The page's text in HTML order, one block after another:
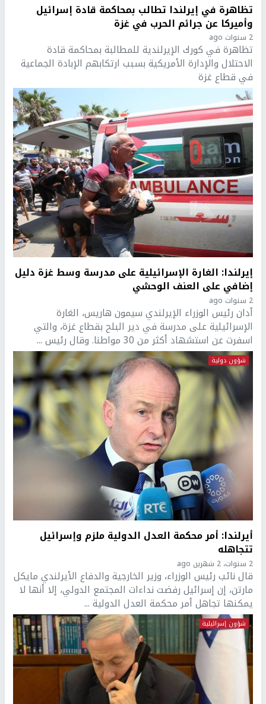
تظاهرة في إيرلندا تطالب بمحاكمة قادة إسرائيل
وأميركا عن جرائم الحرب في غزة
2 سنوات ago
تظاهرة في كورك الإيرلندية للمطالبة بمحاكمة قادة
الاحتلال والإدارة الأمريكية بسبب ارتكابهم الإبادة الجماعية
في قطاع غزة
إيرلندا: الغارة الإسرائيلية على مدرسة وسط غزة دليل
إضافي على العنف الوحشي
2 سنوات ago
أدان رئيس الوزراء الإيرلندي سيمون هاريس، الغارة
الإسرائيلية على مدرسة في دير البلح بقطاع غزة، والتي
اسفرت عن استشهاد أكثر من 30 مواطنا. وقال رئيس ...
شؤون دولية
أيرلندا: أمر محكمة العدل الدولية ملزم وإسرائيل
تتجاهله
2 سنوات، 2 شهرين ago
قال نائب رئيس الوزراء، وزير الخارجية والدفاع الأيرلندي مايكل
مارتن، إن إسرائيل رفضت نداءات المجتمع الدولي، إلا أنها لا
يمكنها تجاهل أمر محكمة العدل الدولية ...
شؤون إسرائيلية